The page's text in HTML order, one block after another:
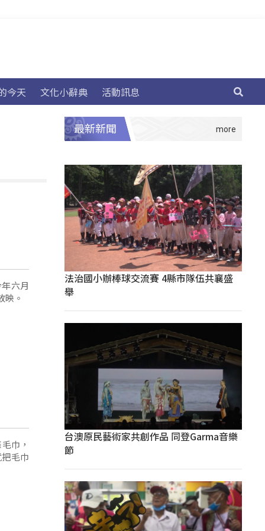
今天 文化小辭典 活動訊息
六月
映。
巾，
毛巾
最新新聞
法治國小辦棒球交流賽 4縣市隊伍共襄盛
舉
台澳原民藝術家共創作品 同登Garma音樂
節